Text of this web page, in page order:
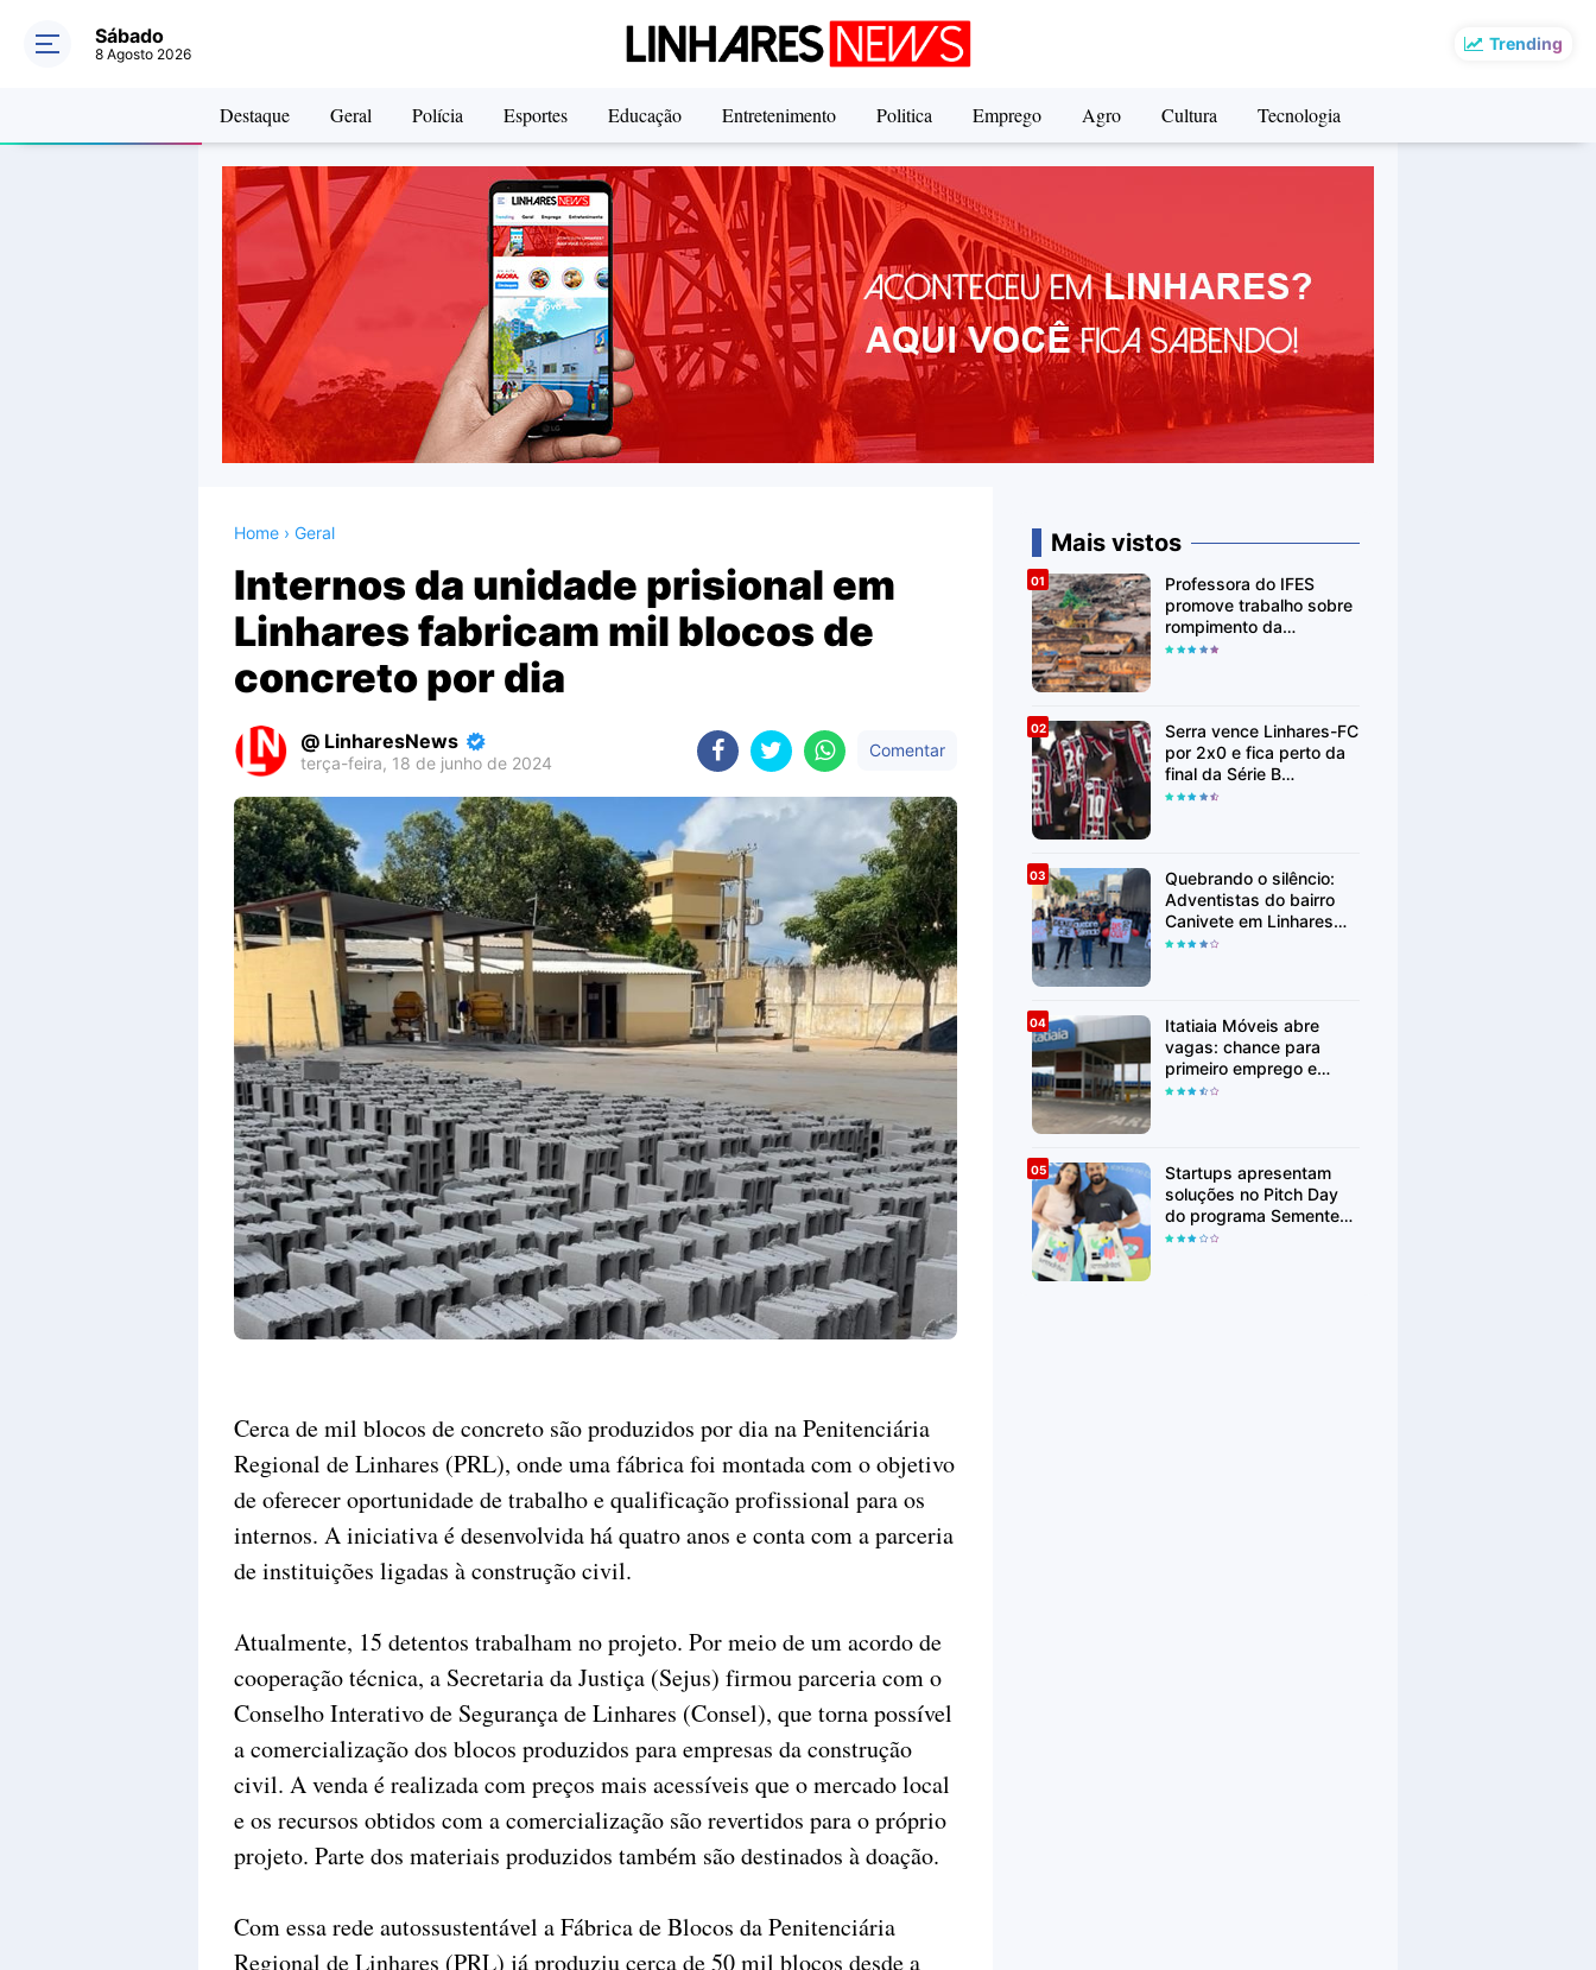
Trending
Sábado
8 Agosto 2026
Destaque Geral Polícia Esportes Educação Entretenimento Politica Emprego Agro Cultura Tecnologia
Home › Geral
Internos da unidade prisional em
Linhares fabricam mil blocos de
concreto por dia
LinharesNews
terça-feira, 18 de junho de 2024
Comentar
Premium
By
Raushan
Design
With
Shroff
Templates
Cerca de mil blocos de concreto são produzidos por dia na Penitenciária
Regional de Linhares (PRL), onde uma fábrica foi montada com o objetivo
de oferecer oportunidade de trabalho e qualificação profissional para os
internos. A iniciativa é desenvolvida há quatro anos e conta com a parceria
de instituições ligadas à construção civil.
Atualmente, 15 detentos trabalham no projeto. Por meio de um acordo de
cooperação técnica, a Secretaria da Justiça (Sejus) firmou parceria com o
Conselho Interativo de Segurança de Linhares (Consel), que torna possível
a comercialização dos blocos produzidos para empresas da construção
civil. A venda é realizada com preços mais acessíveis que o mercado local
e os recursos obtidos com a comercialização são revertidos para o próprio
projeto. Parte dos materiais produzidos também são destinados à doação.
Com essa rede autossustentável a Fábrica de Blocos da Penitenciária
Regional de Linhares (PRL) já produziu cerca de 50 mil blocos desde a
Mais vistos
Professora do IFES
promove trabalho sobre
rompimento da
Barragem de Fundão em
Serra vence Linhares-FC
por 2x0 e fica perto da
final da Série B
Capixaba
Quebrando o silêncio:
Adventistas do bairro
Canivete em Linhares
encorajam vítimas de
Itatiaia Móveis abre
vagas: chance para
primeiro emprego e
realocação
Startups apresentam
soluções no Pitch Day
do programa Sementes
em Linhares